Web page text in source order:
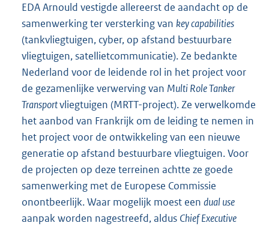
EDA Arnould vestigde allereerst de aandacht op de
samenwerking ter versterking van key capabilities
(tankvliegtuigen, cyber, op afstand bestuurbare
vliegtuigen, satellietcommunicatie). Ze bedankte
Nederland voor de leidende rol in het project voor
de gezamenlijke verwerving van Multi Role Tanker
Transportvliegtuigen (MRTT-project). Ze verwelkomde
het aanbod van Frankrijk om de leiding te nemen in
het project voor de ontwikkeling van een nieuwe
generatie op afstand bestuurbare vliegtuigen. Voor
de projecten op deze terreinen achtte ze goede
samenwerking met de Europese Commissie
onontbeerlijk. Waar mogelijk moest een dual use
aanpak worden nagestreefd, aldus Chief Executive